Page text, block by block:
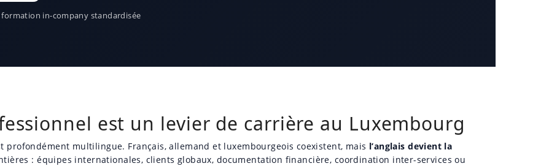
formation in-company standardisée
est un levier de carrière au Luxembourg
multilingue. Français, allemand et luxembourgeois coexistent, mais l’anglais devient la
: équipes internationales, clients globaux, documentation financière, coordination inter-services ou